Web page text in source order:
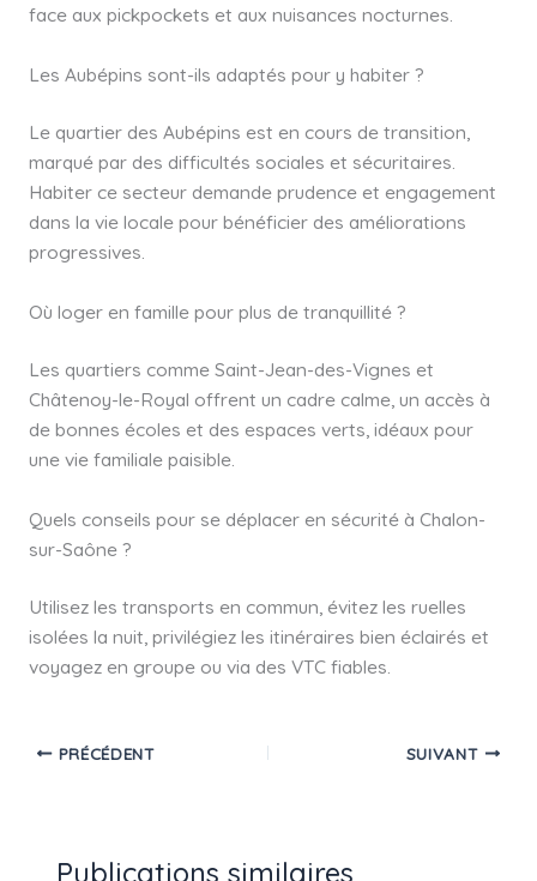
face aux pickpockets et aux nuisances nocturnes.
Les Aubépins sont-ils adaptés pour y habiter ?
Le quartier des Aubépins est en cours de transition,
marqué par des difficultés sociales et sécuritaires.
Habiter ce secteur demande prudence et engagement
dans la vie locale pour bénéficier des améliorations
progressives.
Où loger en famille pour plus de tranquillité ?
Les quartiers comme Saint-Jean-des-Vignes et
Châtenoy-le-Royal offrent un cadre calme, un accès à
de bonnes écoles et des espaces verts, idéaux pour
une vie familiale paisible.
Quels conseils pour se déplacer en sécurité à Chalon-
sur-Saône ?
Utilisez les transports en commun, évitez les ruelles
isolées la nuit, privilégiez les itinéraires bien éclairés et
voyagez en groupe ou via des VTC fiables.
PRÉCÉDENT SUIVANT
Publications similaires